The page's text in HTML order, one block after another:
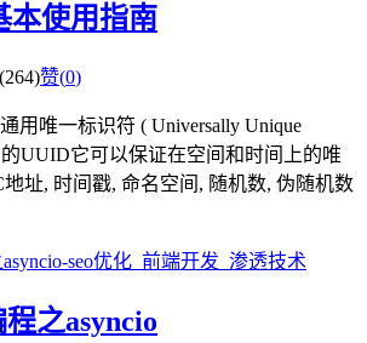
本使用指南
赞(0)
用唯一标识符 ( Universally Unique
UUID它可以保证在空间和时间上的唯
址, 时间戳, 命名空间, 随机数, 伪随机数
之asyncio